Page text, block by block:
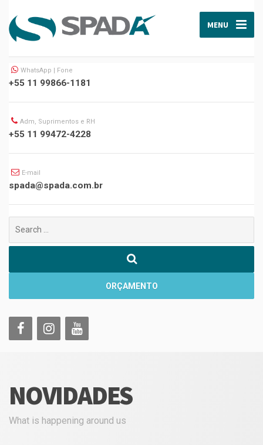
MENU
WhatsApp | Fone
+55 11 99866-1181
Adm, Suprimentos e RH
+55 11 99472-4228
E-mail
spada@spada.com.br
por:
ORÇAMENTO
NOVIDADES
What is happening around us